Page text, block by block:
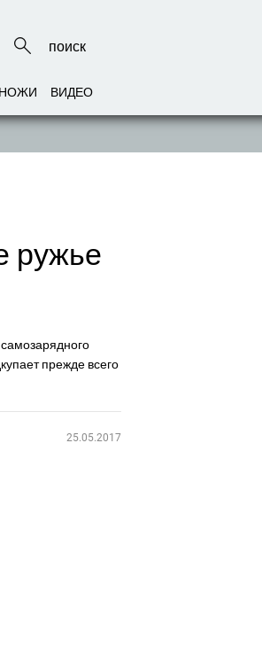
НОЖИ ВИДЕО
ружье
прежде всего
25.05.2017